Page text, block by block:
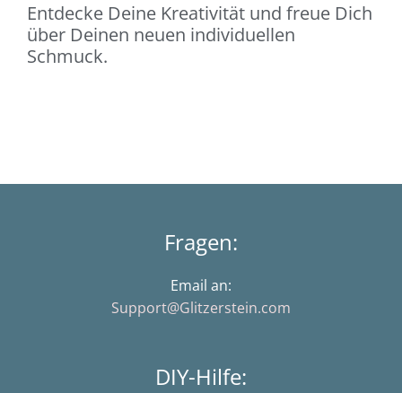
Entdecke Deine Kreativität und freue Dich
über Deinen neuen individuellen
Schmuck.
Fragen:
Email an:
Support@Glitzerstein.com
DIY-Hilfe: